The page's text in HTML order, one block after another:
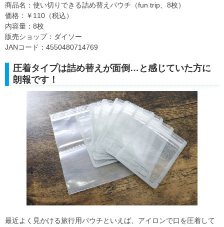
商品名：使い切りできる詰め替えパウチ（fun trip、8枚）
価格：￥110（税込）
内容量：8枚
販売ショップ：ダイソー
JANコード：4550480714769
圧着タイプは詰め替えが面倒…と感じていた方に
朗報です！
最近よく見かける旅行用パウチといえば、アイロンで口を圧着して